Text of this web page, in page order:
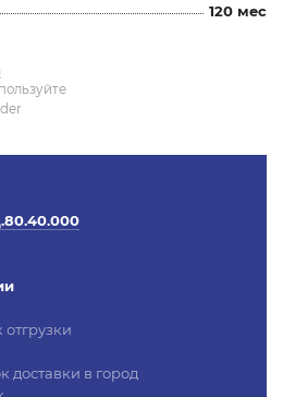
120 мес
отгрузки
доставки в город